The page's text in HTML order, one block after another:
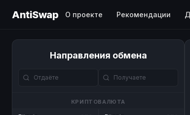
AntiSwap О проекте Рекомендации
Направления обмена
КРИПТОВАЛЮТА